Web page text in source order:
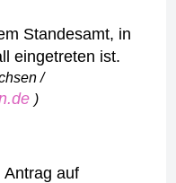
Standesamt, in
eingetreten ist.
/
)
Antrag auf